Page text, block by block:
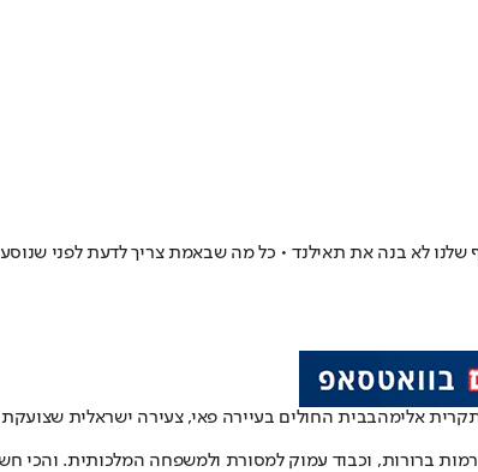
שלנו לא בנה את תאילנד • כל מה שבאמת צריך לדעת לפני
אלימהבבית החולים בעיירה פאי, צעירה ישראלית שצועקת
ברורות, וכבוד עמוק למסורת ולמשפחה המלכותית. והכי